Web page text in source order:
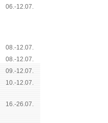
06.-12.07.
08.-12.07.
08.-12.07.
09.-12.07.
10.-12.07.
16.-26.07.